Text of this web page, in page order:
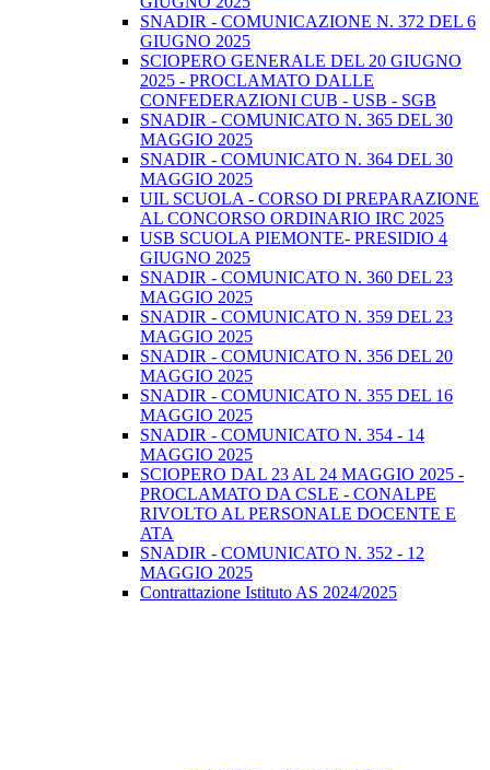
SNADIR - COMUNICAZIONE N. 372 DEL 6
GIUGNO 2025
SCIOPERO GENERALE DEL 20 GIUGNO
2025 - PROCLAMATO DALLE
CONFEDERAZIONI CUB - USB - SGB
SNADIR - COMUNICATO N. 365 DEL 30
MAGGIO 2025
SNADIR - COMUNICATO N. 364 DEL 30
MAGGIO 2025
UIL SCUOLA - CORSO DI PREPARAZIONE
AL CONCORSO ORDINARIO IRC 2025
USB SCUOLA PIEMONTE- PRESIDIO 4
GIUGNO 2025
SNADIR - COMUNICATO N. 360 DEL 23
MAGGIO 2025
SNADIR - COMUNICATO N. 359 DEL 23
MAGGIO 2025
SNADIR - COMUNICATO N. 356 DEL 20
MAGGIO 2025
SNADIR - COMUNICATO N. 355 DEL 16
MAGGIO 2025
SNADIR - COMUNICATO N. 354 - 14
MAGGIO 2025
SCIOPERO DAL 23 AL 24 MAGGIO 2025 -
PROCLAMATO DA CSLE - CONALPE
RIVOLTO AL PERSONALE DOCENTE E
ATA
SNADIR - COMUNICATO N. 352 - 12
MAGGIO 2025
Contrattazione Istituto AS 2024/2025